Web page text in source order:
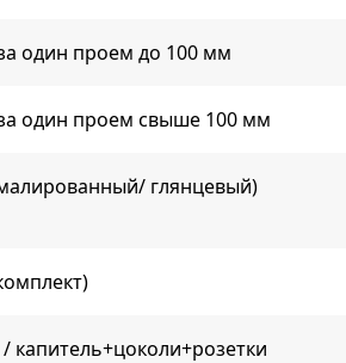
один проем до 100 мм
один проем свыше 100 мм
глянцевый)
капитель+цоколи+розетки